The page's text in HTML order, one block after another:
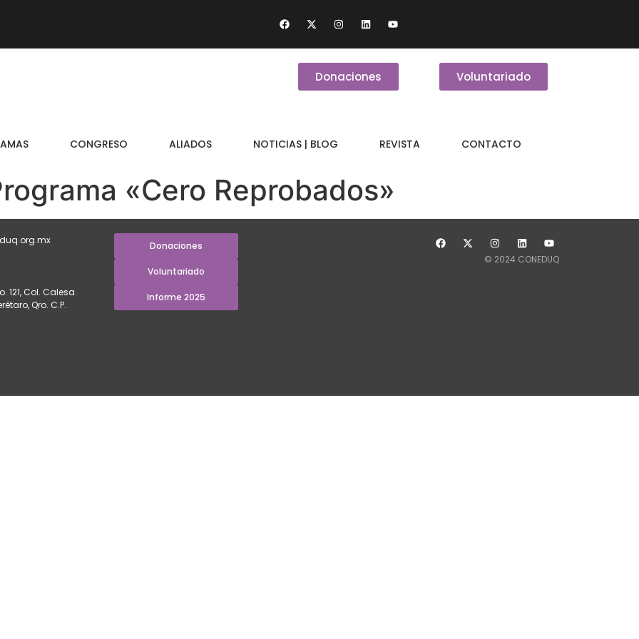
Donaciones Voluntariado
CONGRESO ALIADOS NOTICIAS | BLOG REVISTA CONTACTO
«Cero Reprobados»
121, Col. Calesa.
Qro. C.P.
Donaciones
Voluntariado
Informe 2025
© 2024 CONEDUQ